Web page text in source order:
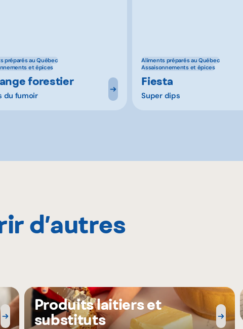
préparés au Québec
et épices
forestier
du fumoir
Aliments préparés au Québec
Assaisonnements et épices
Fiesta
Super dips
d’autres
Produits laitiers et
substituts